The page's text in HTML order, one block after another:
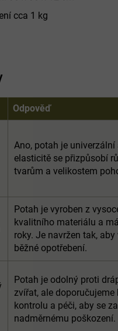
cca 1 kg
Odpověď
Ano, potah je univerzální
elasticitě se přizpůsobí
tvarům a velikostem
Potah je vyroben z
kvalitního materiálu a
roky. Je navržen tak, aby
běžné opotřebení.
Potah je odolný proti
zvířat, ale doporučujeme
kontrolu a péči, aby se
nadměrnému poškození.